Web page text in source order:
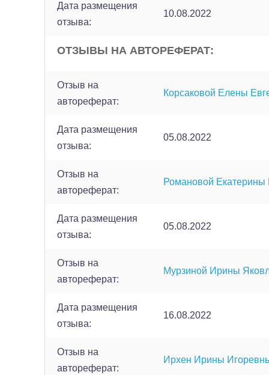
Дата размещения
отзыва:
10.08.2022
ОТЗЫВЫ НА АВТОРЕФЕРАТ:
Отзыв на
автореферат:
Корсаковой Елены
Дата размещения
отзыва:
05.08.2022
Отзыв на
автореферат:
Романовой
Дата размещения
отзыва:
05.08.2022
Отзыв на
автореферат:
Мурзиной Ирины
Дата размещения
отзыва:
16.08.2022
Отзыв на
автореферат:
Ирхен Ирины